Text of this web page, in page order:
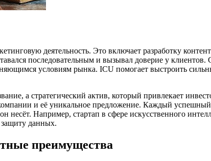
деятельность. Это включает разработку
последовательным и вызывал доверие у клиентов.
условиям рынка. ICU помогает выстроить
а стратегический актив, который привлекает
и её уникальное предложение. Каждый
Например, стартап в сфере искусственного
данных.
преимущества